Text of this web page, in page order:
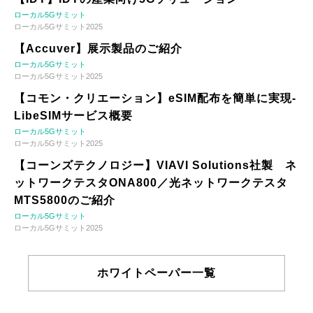
ローカル5Gサミット
ローカル5Gサミット2025
【Accuver】展示製品のご紹介
ローカル5Gサミット
ローカル5Gサミット2025
【コモン・クリエーション】eSIM配布を簡単に実現-
LibeSIMサービス概要
ローカル5Gサミット
ローカル5Gサミット2025
【コーンズテクノロジー】VIAVI Solutions社製 ネ
ットワークテスタONA800／光ネットワークテスタ
MTS5800のご紹介
ローカル5Gサミット
ローカル5Gサミット2025
ホワイトペーパー一覧